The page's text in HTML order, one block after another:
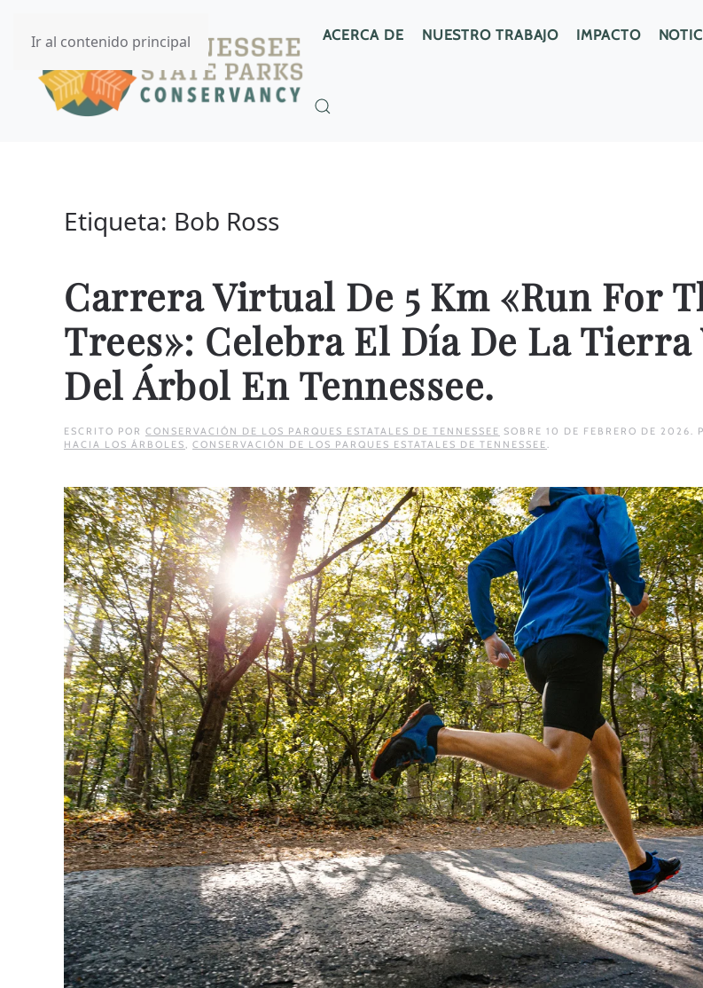
Ir al contenido principal ACERCA DE NUESTRO TRABAJO IMPACTO
Etiqueta: Bob Ross
Carrera Virtual De 5 Km «Run For
Trees»: Celebra El Día De La Tierra
Del Árbol En Tennessee.
ESCRITO POR CONSERVACIÓN DE LOS PARQUES ESTATALES DE TENNESSEE SOBRE 10 DE FEBRERO DE 2026.
HACIA LOS ÁRBOLES, CONSERVACIÓN DE LOS PARQUES ESTATALES DE TENNESSEE.